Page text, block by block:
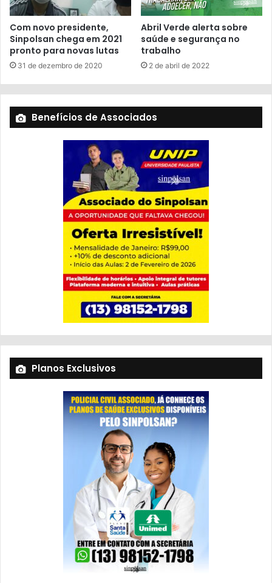
Com novo presidente,
Sinpolsan chega em 2021
pronto para novas lutas
31 de dezembro de 2020
Abril Verde alerta sobre
saúde e segurança no
trabalho
2 de abril de 2022
Benefícios de Associados
Planos Exclusivos